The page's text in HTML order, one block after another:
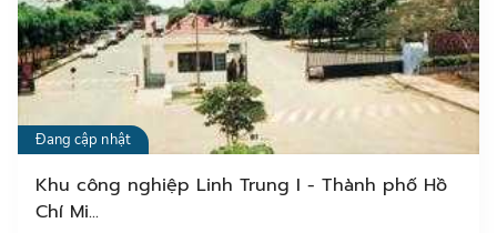
Đang cập nhật
Khu công nghiệp Linh Trung I - Thành phố Hồ
Chí Mi...